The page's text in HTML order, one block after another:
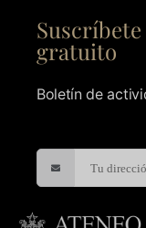
gratuito
Boletín de